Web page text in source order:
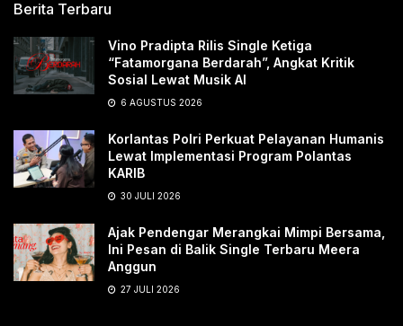
Berita Terbaru
Vino Pradipta Rilis Single Ketiga
“Fatamorgana Berdarah”, Angkat Kritik
Sosial Lewat Musik AI
6 AGUSTUS 2026
Korlantas Polri Perkuat Pelayanan Humanis
Lewat Implementasi Program Polantas
KARIB
30 JULI 2026
Ajak Pendengar Merangkai Mimpi Bersama,
Ini Pesan di Balik Single Terbaru Meera
Anggun
27 JULI 2026